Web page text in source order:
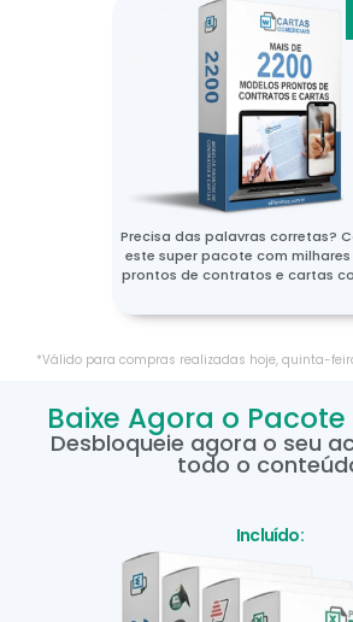
Precisa das palavras corretas?
este super pacote com
prontos de contratos e cartas
*Válido para compras realizadas hoje, quinta-
Baixe Agora o
Desbloqueie agora o seu
todo o
Incluído: